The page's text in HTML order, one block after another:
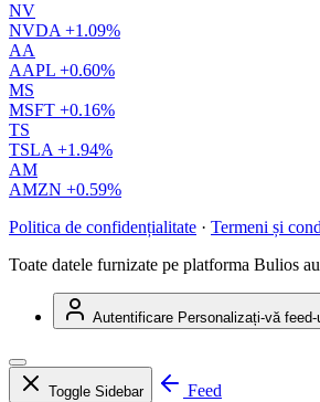
NV
NVDA +1.09%
AA
AAPL +0.60%
MS
MSFT +0.16%
TS
TSLA +1.94%
AM
AMZN +0.59%
Politica de confidențialitate · Termeni și
Toate datele furnizate pe platforma Bulios
Autentificare Personalizați-vă feed-
Toggle Sidebar
Feed